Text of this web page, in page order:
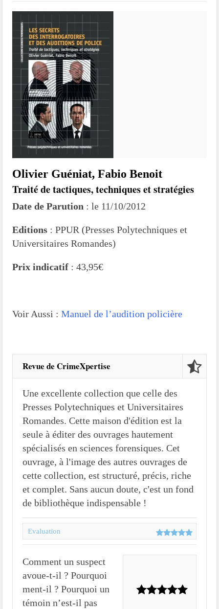
Olivier Guéniat, Fabio Benoit
Traité de tactiques, techniques et stratégies
Date de Parution : le 11/10/2012
Editions : PPUR (Presses Polytechniques et
Universitaires Romandes)
Prix indicatif : 43,95€
Voir Aussi : Manuel de l’audition policière
Revue de CrimeXpertise
Une excellente collection que celle des
Presses Polytechniques et Universitaires
Romandes. Cette maison d'édition est la
seule à éditer des ouvrages hautement
spécialisés en sciences forensiques. Cet
ouvrage, à l'image des autres ouvrages de
cette collection, est structuré, précis, riche
et complet. Sans aucun doute, c'est un fond
de bibliothèque indispensable !
Evaluation
Comment un suspect
avoue-t-il ? Pourquoi
ment-il ? Pourquoi un
témoin n’est-il pas